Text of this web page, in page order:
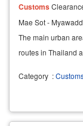
Customs
Mae Sot -
The main urban
routes in Thailand
Category :